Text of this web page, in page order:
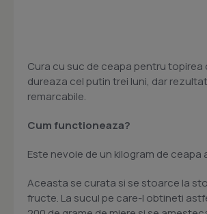
Cura cu suc de ceapa pentru topirea
dureaza cel putin trei luni, dar
remarcabile.
Cum functioneaza?
Este nevoie de un kilogram de ceapa
Aceasta se curata si se stoarce la
fructe. La sucul pe care-l obtineti